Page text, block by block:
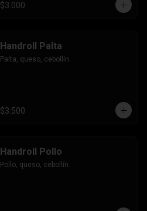
$3.000
Handroll Palta
Palta, queso, cebollín.
$3.500
Handroll Pollo
Pollo, queso, cebollín.